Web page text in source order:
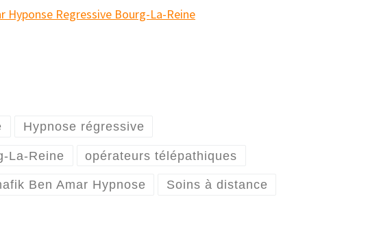
Hypnose régressive
La-Reine opérateurs télépathiques
Ben Amar Hypnose Soins à distance